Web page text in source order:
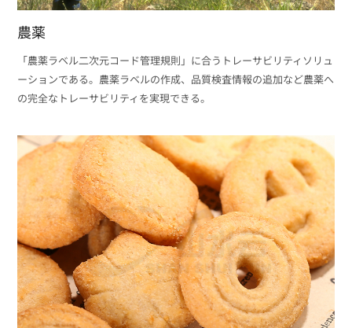
農薬
「農薬ラベル二次元コード管理規則」に合うトレーサビリティソリュ
ーションである。農薬ラベルの作成、品質検査情報の追加など農薬へ
の完全なトレーサビリティを実現できる。